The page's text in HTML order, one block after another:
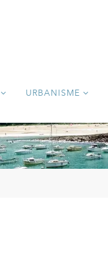
URBANISME